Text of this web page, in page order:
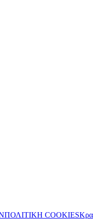
ΠΟΛΙΤΙΚΗ COOKIES